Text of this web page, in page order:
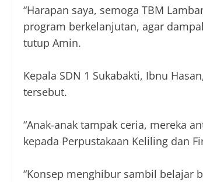
“Harapan saya, semoga TBM
program berkelanjutan, agar
tutup Amin.
Kepala SDN 1 Sukabakti, Ibnu
tersebut.
“Anak-anak tampak ceria, mereka
kepada Perpustakaan Keliling dan
“Konsep menghibur sambil belajar